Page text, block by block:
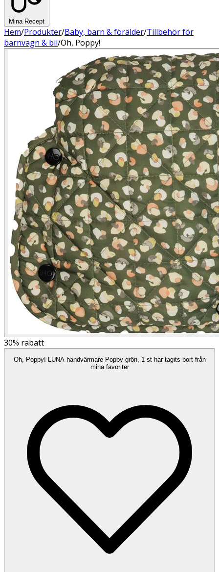
Mina Recept
Hem/Produkter/Baby, barn & förälder/Tillbehör för
barnvagn & bil/Oh, Poppy!
30% rabatt
Oh, Poppy! LUNA handvärmare Poppy grön, 1 st har tagits bort från
mina favoriter